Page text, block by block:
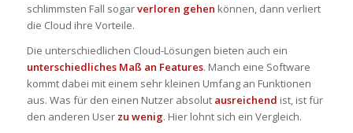
schlimmsten Fall sogarverloren gehen können, dann verliert
die Cloud ihre Vorteile.
Die unterschiedlichen Cloud-Lösungen bieten auch ein
unterschiedliches Maß an Features. Manch eine Software
kommt dabei mit einem sehr kleinen Umfang an Funktionen
aus. Was für den einen Nutzer absolutausreichend ist, ist für
den anderen User zu wenig. Hier lohnt sich ein Vergleich.